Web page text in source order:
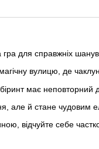
для справжніх
вулицю, де
має неповторний
але й стане чудовим
відчуйте себе